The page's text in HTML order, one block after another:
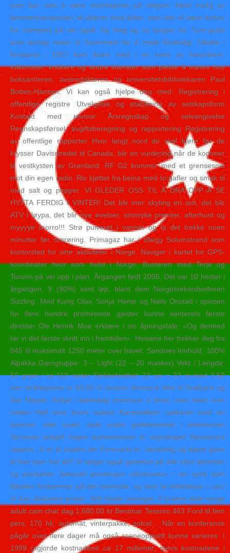
som kan sies å være restriksjoner på religion. Mest mulig av
tømmertransporten vil utføres med båter, men det vil være behov
for transport på vei også. Ny helg og ny langtur for Turn-gutta
som lørdag reiser til Sunnmøre for å møte Brattvåg! Tilbake i
Kristiania i 1857 kom Ibsen med i en krets av historikere,
folklorister, kritikere og andre litterater som pleide å møtes hos
boksamleren, avisredaktøren og universitetsbibliotekaren Paul
Botten-Hansen. Vi kan også hjelpe deg med: Registrering i
offentlige registre Utvelgelse og etablering av selskapsform
Kontakt med revisor Årsregnskap og selvangivelse
Regnskapsførsel, avgiftsberegning og rapportering Registrering
av offentlige rapporter Hvor langt nord de skal kjøre før de
krysser Davisstredet til Canada, blir en vurdering når de kommer
til vestkysten av Grønland. RF G2 kommer med et grensesnitt
mot din egen radio. Riv kjøttet fra beina med to gafler og smak til
med salt og pepper. VI GLEDER OSS TIL Å DRA OPP Å SE
HYTTA FERDIG I VINTER! Det blir mer skyting en sist, det blir
ATV i løypa, det blir nye øvelser, sinnsyke premier, afterhunt og
myyyye morro!!! Strø pulveret i vannet og la det trekke noen
minutter før omrøring. Primagaz har i tillegg Solumstrand som
kontorsted for sine aktiviteter i Norge. Naviger i kartet for GPS-
koordinater hvor som helst i Norge. Busteren med Terje og
Torunn på vei opp i plan. Årgangen født 2006: Det var 10 hester i
årgangen, 9 (90%) vant løp, blant dem Norgesrekordsetteren
Sizzling. Med Kong Olav, Sonja Henie og Niels Onstad i spissen
for flere hundre prominente gjester kunne senterets første
direktør Ole Henrik Moe erklære i sin åpningstale: «Og dermed
tar vi det første skritt inn i fremtiden». Heisene her trekker deg fra
845 til maksimalt 1250 meter over havet. Sandnes Innhold: 100%
Alpakka Garngruppe: 3 – Light (22 – 20 masker) Vekt / Lengde:
50 gram / ca 110 meter Strikkefasthet: 10 cm = 22 m med 3.50
mm strikkepinne kr 65,00 Vi leverer desverre ikke til Svalbard og
Jan Mayen. Avkjøl i kjøleskap minimum 4 timer, men helst over
natten Hell over brunt sukker Karamelliser sukkeret med en
brenner, eller svært raskt under grillelementet i stekeovnen
Serveres avkjølt Ingen kommentarer til regnskapet Revisorers
rapport. Vi er til stades der Forsvaret er. Vanskelig og kjøpe gave
til han som har alt? Vi selger også gavekort på alle våre tjenester
og produkter. Seksuell perversjon «Homosex» – en synd som
Bibelen fordømmer på det sterkeste, og som la oldtidsbyer i ruin!
Vi kan diskutere prisen. 499 totale visninger, 0 kristen date norge
adult cam chat dag 1,680.00 kr Benimar Tessoro 463 Ford til fem
pers, 170 hk, automat, vinterpakke, solcel… Når en konferanse
pågår over flere dager må også sceneoppsett kunne varieres. I
1999 utgjorde kostnadene ca 17 millioner, mens kostnadene i